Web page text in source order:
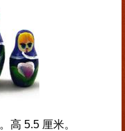
高 5.5 厘米。